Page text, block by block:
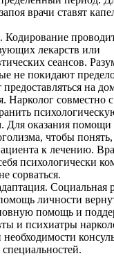
врачи ставят
Кодирование
лекарств или
сеансов.
не покидают
на
Нарколог совместно
Для оказания помощи
чтобы
к лечению.
психологически
сорваться.
Социальная
личности
помощь и
и психиатры